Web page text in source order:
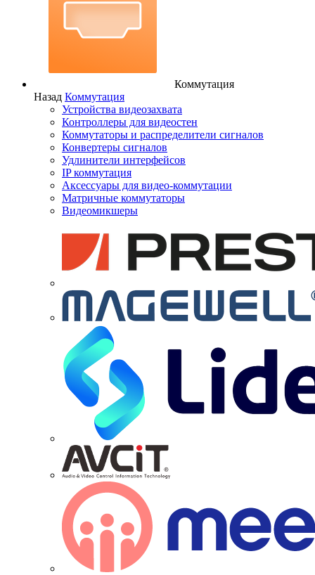
Коммутация
Назад Коммутация
Устройства видеозахвата
Контроллеры для видеостен
Коммутаторы и распределители сигналов
Конвертеры сигналов
Удлинители интерфейсов
IP коммутация
Аксессуары для видео-коммутации
Матричные коммутаторы
Видеомикшеры